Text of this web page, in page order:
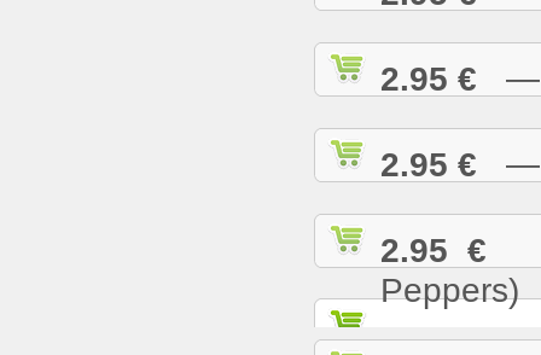
2.95 € —
2.95 € —
2.95 €
Peppers)